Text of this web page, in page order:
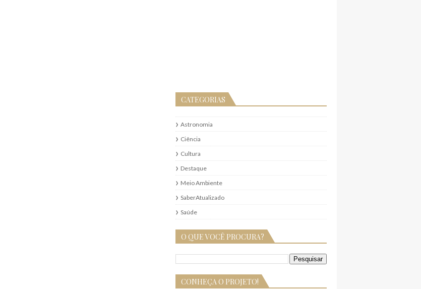
CATEGORIAS
Astronomia
Ciência
Cultura
Destaque
Meio Ambiente
SaberAtualizado
Saúde
O QUE VOCÊ PROCURA?
CONHEÇA O PROJETO!